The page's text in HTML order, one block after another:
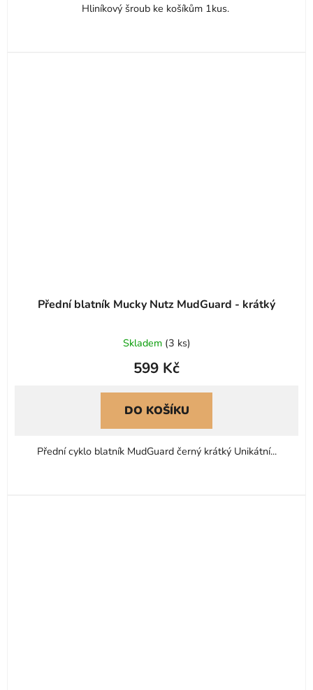
Hliníkový šroub ke košíkům 1kus.
Přední blatník Mucky Nutz MudGuard - krátký
hodnocení
produktu
0,0
z
Skladem (3 ks)
599 Kč
DO KOŠÍKU
Přední cyklo blatník MudGuard černý krátký Unikátní...